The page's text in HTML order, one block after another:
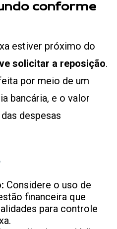
conforme
estiver próximo do
solicitar a reposição.
por meio de um
bancária, e o valor
despesas
Considere o uso de
financeira que
para controle